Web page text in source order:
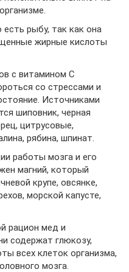
есть рыбу, так как она
жирные кислоты
с витамином С
со стрессами и
Источниками
шиповник, черная
цитрусовые,
рябина, шпинат.
работы мозга и его
магний, который
крупе, овсянке,
морской капусте,
рацион мед и
содержат глюкозу,
всех клеток организма,
мозга.